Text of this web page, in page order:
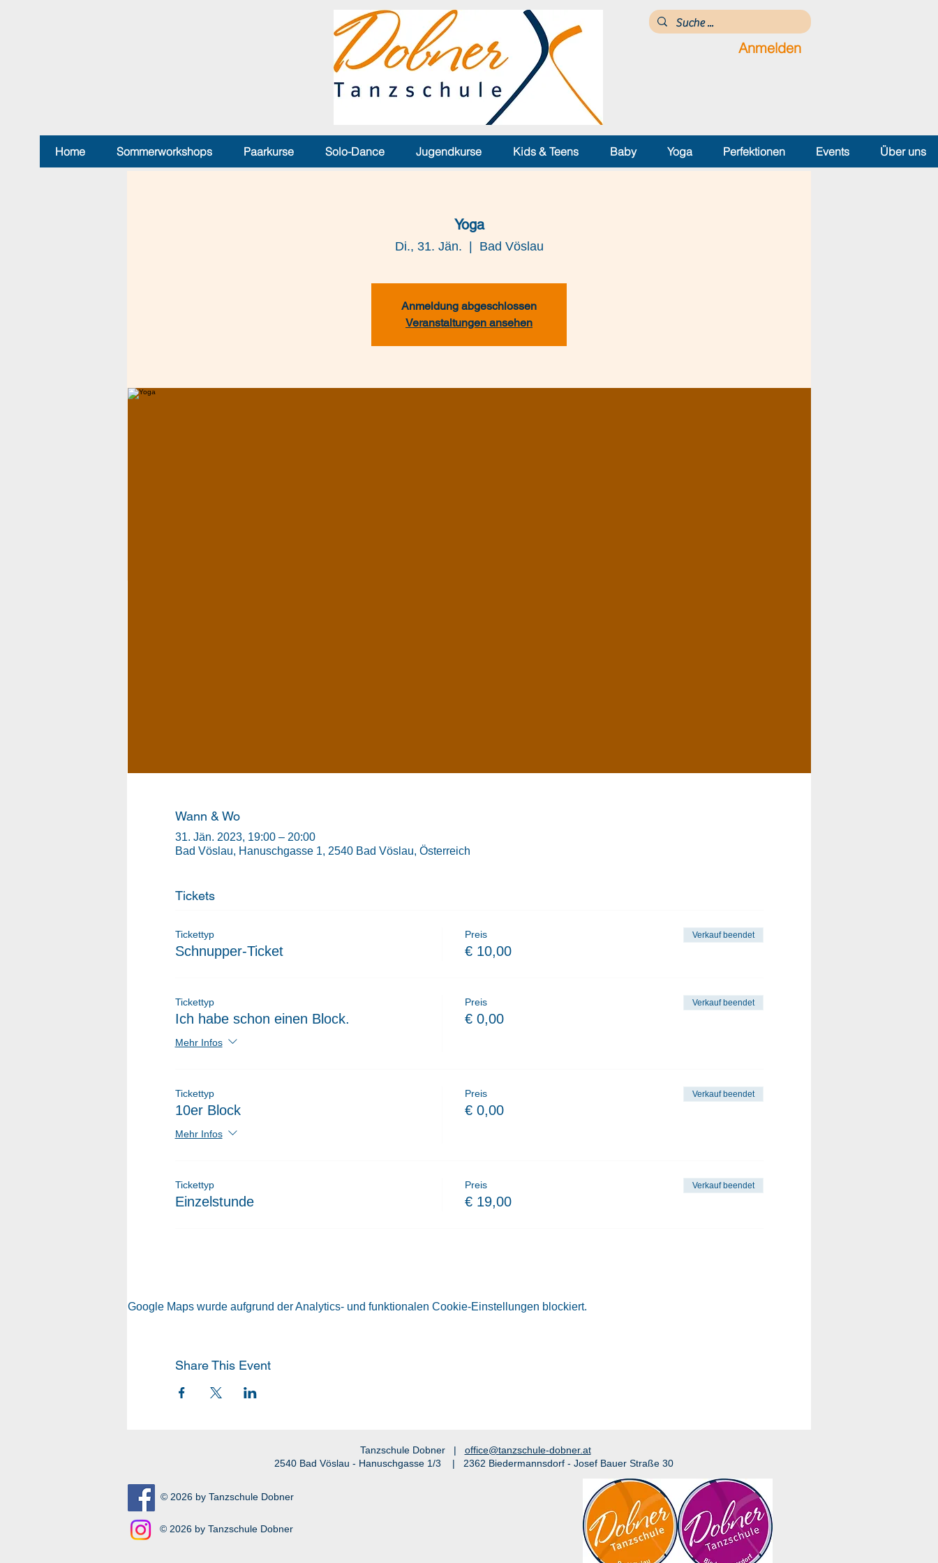
Anmelden
Home Sommerworkshops Paarkurse Solo-Dance Jugendkurse Kids & Teens Baby Yoga Perfektionen Events Über uns
Yoga
Di., 31. Jän. Bad Vöslau
Anmeldung abgeschlossen
Veranstaltungen ansehen
Wann & Wo
31. Jän. 2023, 19:00 – 20:00
Bad Vöslau, Hanuschgasse 1, 2540 Bad Vöslau, Österreich
Tickets
Tickettyp
Schnupper-Ticket
Preis
€ 10,00
Verkauf beendet
Tickettyp
Ich habe schon einen Block.
Mehr Infos
Preis
€ 0,00
Verkauf beendet
Tickettyp
10er Block
Mehr Infos
Preis
€ 0,00
Verkauf beendet
Tickettyp
Einzelstunde
Preis
€ 19,00
Verkauf beendet
Google Maps wurde aufgrund der Analytics- und funktionalen Cookie-Einstellungen blockiert.
Share This Event
Tanzschule Dobner | office@tanzschule-dobner.at
2540 Bad Vöslau - Hanuschgasse 1/3 | 2362 Biedermannsdorf - Josef Bauer Straße 30
© 2026 by Tanzschule Dobner
© 2026 by Tanzschule Dobner